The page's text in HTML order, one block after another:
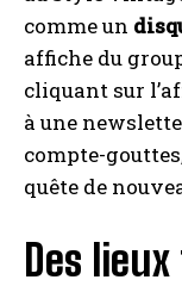
comme un
affiche du
cliquant sur
à une
compte-
quête de
Des